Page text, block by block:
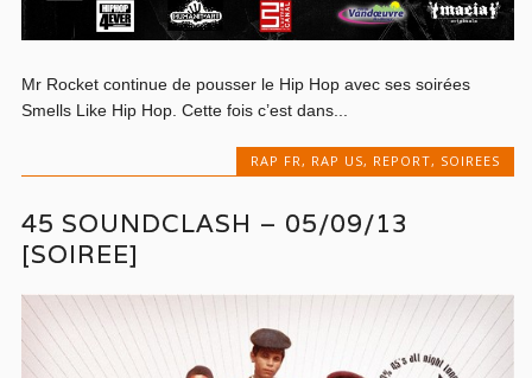
Mr Rocket continue de pousser le Hip Hop avec ses soirées
Smells Like Hip Hop. Cette fois c’est dans...
RAP FR, RAP US, REPORT, SOIREES
45 SOUNDCLASH – 05/09/13
[SOIREE]